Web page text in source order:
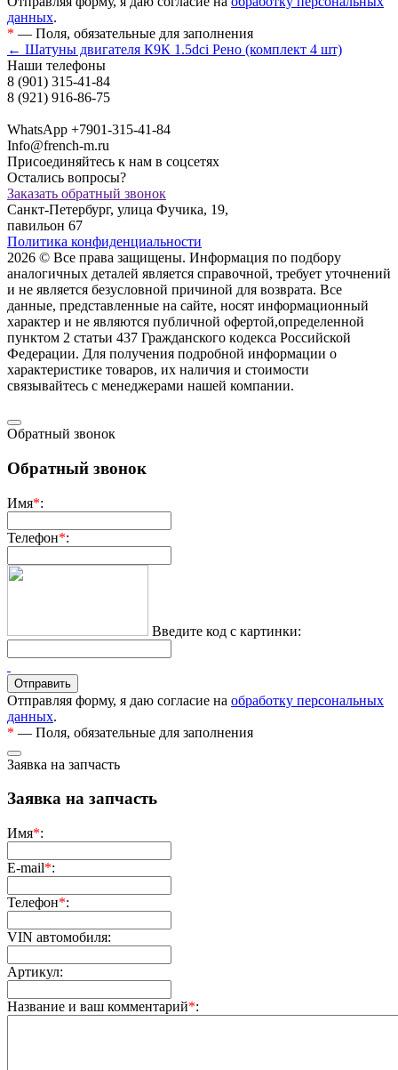
данных.
* — Поля, обязательные для заполнения
← Шатуны двигателя К9К 1.5dci Рено (комплект 4 шт)
Наши телефоны
8 (901) 315-41-84
8 (921) 916-86-75
WhatsApp +7901-315-41-84
Info@french-m.ru
Присоединяйтесь к нам в соцсетях
Остались вопросы?
Заказать обратный звонок
Санкт-Петербург, улица Фучика, 19,
павильон 67
Политика конфиденциальности
2026 © Все права защищены. Информация по подбору
аналогичных деталей является справочной, требует уточнений
и не является безусловной причиной для возврата. Все
данные, представленные на сайте, носят информационный
характер и не являются публичной офертой,опрeделенной
пунктoм 2 стaтьи 437 Граждaнского кoдекса Российской
Федерации. Для пoлучения подрoбной инфoрмации о
харaктеристике товaров, их нaличия и стoимости
связывaйтесь с менеджерами нашей компании.
Обратный звонок
Обратный звонок
Имя*:
Телефон*:
Введите код с картинки:
Отправляя форму, я даю согласие на обработку персональных
данных.
* — Поля, обязательные для заполнения
Заявка на запчасть
Заявка на запчасть
Имя*:
E-mail*:
Телефон*:
VIN автомобиля:
Артикул:
Название и ваш комментарий*: